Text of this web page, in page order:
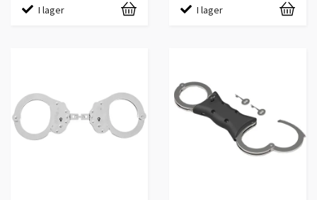
I lager I lager